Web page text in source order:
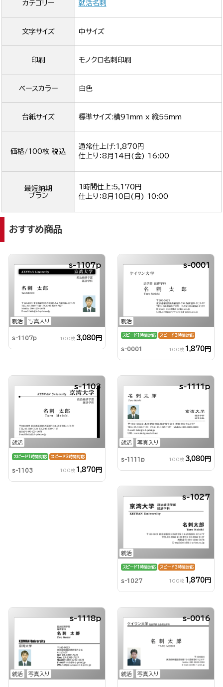
カテゴリー 就活名刺
文字サイズ 中サイズ
印刷 モノクロ名刺印刷
ベースカラー 白色
台紙サイズ 標準サイズ:横91mm x 縦55mm
価格/100枚 税込
通常仕上げ:1,870円
仕上り：8月14日(金) 16:00
最短納期
プラン
1時間仕上:5,170円
仕上り：8月10日(月) 10:00
おすすめ商品
就活 写真入り
s-1107p
s-1107p 100枚 3,080円
就活
s-0001
スピード1時間対応 スピード3時間対応
s-0001 100枚 1,870円
就活
s-1103
スピード1時間対応 スピード3時間対応
s-1103 100枚 1,870円
就活 写真入り
s-1111p
s-1111p 100枚 3,080円
就活
s-1027
スピード1時間対応 スピード3時間対応
s-1027 100枚 1,870円
就活 写真入り
s-1118p
就活 写真入り
s-0016